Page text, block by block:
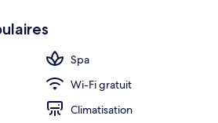
Spa
Wi-Fi gratuit
Climatisation